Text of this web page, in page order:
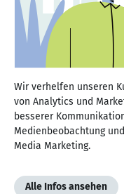
Wir verhelfen unseren
von Analytics und
besserer
Medienbeobachtung
Media Marketing.
Alle Infos ansehen